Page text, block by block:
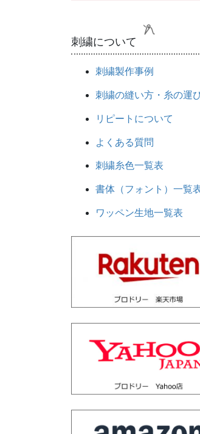
刺繍について
刺繍製作事例
刺繍の縫い方・糸の運
リピートについて
よくある質問
刺繍糸色一覧表
書体（フォント）一覧
ワッペン生地一覧表